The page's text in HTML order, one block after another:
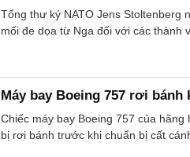
Tổng thư ký NATO Jens Stoltenberg
mối đe dọa từ Nga đối với các thành
Máy bay Boeing 757 rơi bánh
Chiếc máy bay Boeing 757 của
bị rơi bánh trước khi chuẩn bị cất